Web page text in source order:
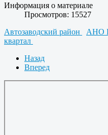
Информация о материале
Просмотров: 15527
Автозаводский район
АНО
квартал
Назад
Вперед